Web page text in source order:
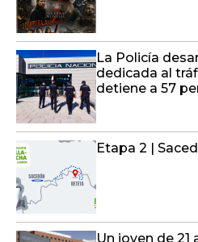
La Policía
dedicada al
detiene a 57
Etapa 2 |
Un joven de